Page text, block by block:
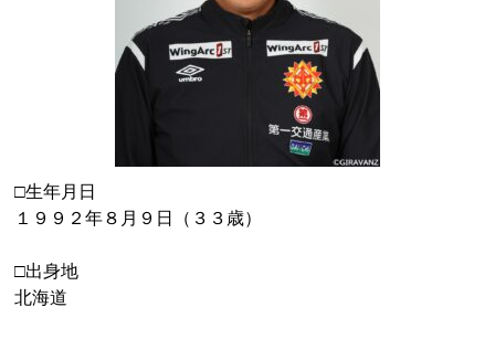
□生年月日
１９９２年８月９日（３３歳）
□出身地
北海道